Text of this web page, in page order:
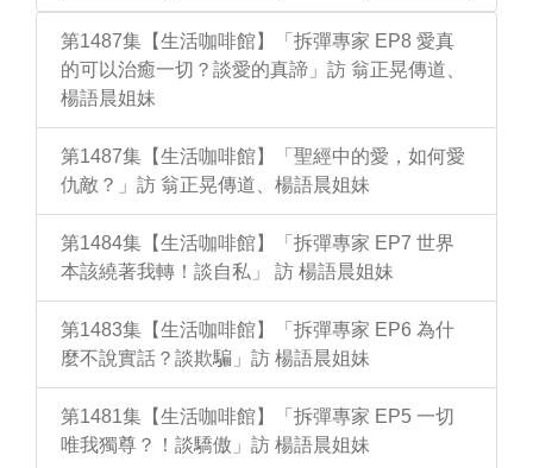
第1487集【生活咖啡館】「拆彈專家 EP8 愛真
的可以治癒一切？談愛的真諦」訪 翁正晃傳道、
楊語晨姐妹
第1487集【生活咖啡館】「聖經中的愛，如何愛
仇敵？」訪 翁正晃傳道、楊語晨姐妹
第1484集【生活咖啡館】「拆彈專家 EP7 世界
本該繞著我轉！談自私」 訪 楊語晨姐妹
第1483集【生活咖啡館】「拆彈專家 EP6 為什
麼不說實話？談欺騙」訪 楊語晨姐妹
第1481集【生活咖啡館】「拆彈專家 EP5 一切
唯我獨尊？！談驕傲」訪 楊語晨姐妹